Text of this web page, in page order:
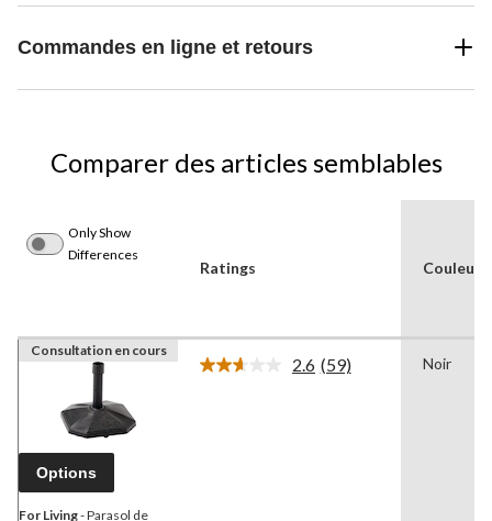
Commandes en ligne et retours
Comparer des articles semblables
Only Show
Differences
Ratings Couleur
Consultation en cours
Options
For Living- Parasol de
2.6 Lire
(59) Noir